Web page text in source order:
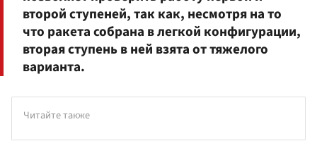
второй ступеней, так как, несмотря на то
что ракета собрана в легкой конфигурации,
вторая ступень в ней взята от тяжелого
варианта.
Читайте также